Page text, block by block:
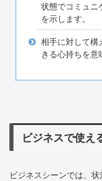
状態でコミュニ
を示します。
相手に対して構
きる心持ちを意
ビジネスで使え
ビジネスシーンでは、